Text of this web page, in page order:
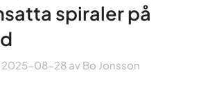
spiraler på
2025-08-28 av Bo Jonsson